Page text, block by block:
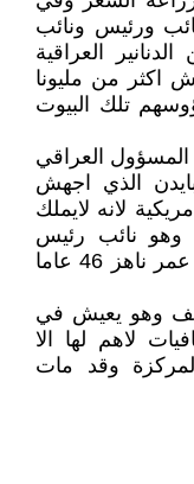
ورئيس ونائب
العراقية
اكثر من مليونا
تلك البيوت
المسؤول العراقي
الذي اجهش
لانه لايملك
وهو نائب رئيس
الولايات لمتحدة حتى وافاه الاجل عن عمر ناهز 46 عاما
وهو يعيش في
لاهم لها الا
وقد مات